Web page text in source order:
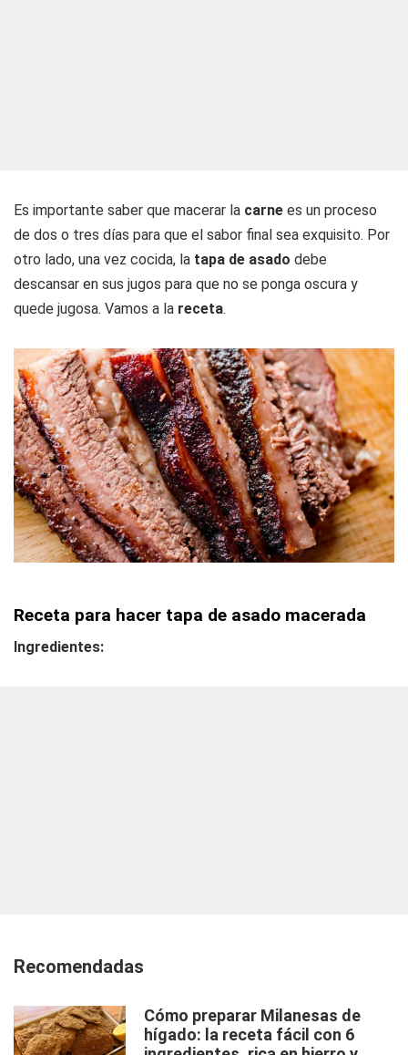
Es importante saber que macerar la carne es un proceso
de dos o tres días para que el sabor final sea exquisito. Por
otro lado, una vez cocida, la tapa de asado debe
descansar en sus jugos para que no se ponga oscura y
quede jugosa. Vamos a la receta.
Receta para hacer tapa de asado macerada
Ingredientes:
Recomendadas
Cómo preparar Milanesas de
hígado: la receta fácil con 6